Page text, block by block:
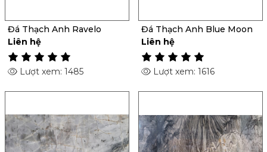
Đá Thạch Anh Ravelo
Liên hệ
Lượt xem: 1485
Đá Thạch Anh Blue Moon
Liên hệ
Lượt xem: 1616